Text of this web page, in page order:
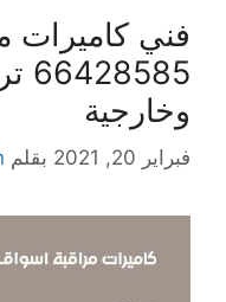
فني كاميرات
وخارجية
فبراير 20, 2021 بقلم